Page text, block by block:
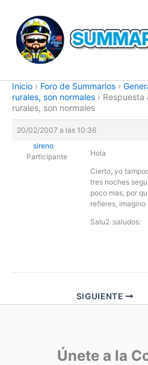
contenido
Inicio › Foro de Summarios ›
rurales, son normales › Respuesta
rurales, son normales
20/02/2007 a las 10:36
sireno
Participante
Hola
Cierto, yo
tres noches
poco mas, por
refieres,
Salu2 :saludos:
SIGUIENTE
Únete a la